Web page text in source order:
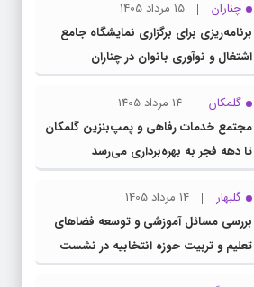
چناران
15 مرداد 1405
برنامه‌ریزی برای برگزاری نمایشگاه جامع
اشتغال و نوآوری بانوان در چناران
گلمکان
14 مرداد 1405
مجتمع خدمات رفاهی و پمپ‌بنزین گلمکان
تا دهه فجر به بهره‌برداری می‌رسد
گلبهار
14 مرداد 1405
بررسی مسائل آموزشی و توسعه فضاهای
تعلیم و تربیت حوزه انتخابیه در نشست
مشترک عضو کمیسیون آموزش مجلس با